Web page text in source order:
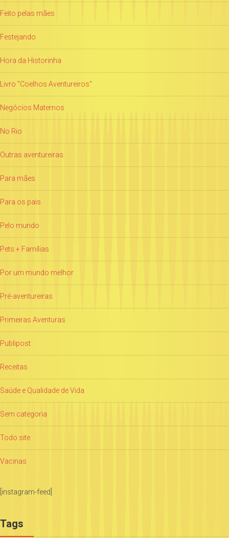
Feito pelas mães
Festejando
Hora da Historinha
Livro "Coelhos Aventureiros"
Negócios Maternos
No Rio
Outras aventureiras
Para mães
Para os pais
Pelo mundo
Pets + Famílias
Por um mundo melhor
Pré-aventureiras
Primeiras Aventuras
Publipost
Receitas
Saúde e Qualidade de Vida
Sem categoria
Todo site
Vacinas
[instagram-feed]
Tags